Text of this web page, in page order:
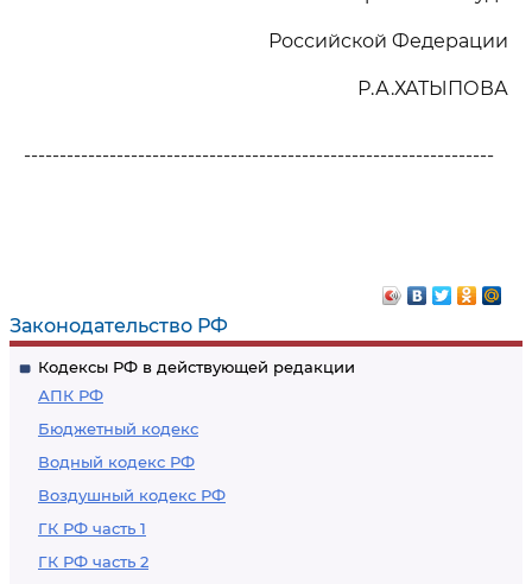
Законодательство РФ
Кодексы РФ в действующей редакции
АПК РФ
Бюджетный кодекс
Водный кодекс РФ
Воздушный кодекс РФ
ГК РФ часть 1
ГК РФ часть 2
Российской Федерации
Р.А.ХАТЫПОВА
------------------------------------------------------------------